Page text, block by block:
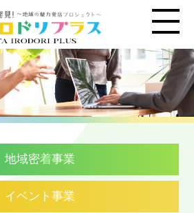
地域密着事業
イベント事業